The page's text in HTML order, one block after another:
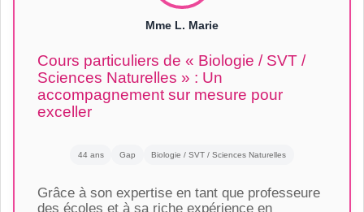
Mme L. Marie
Cours particuliers de « Biologie / SVT /
Sciences Naturelles » : Un
accompagnement sur mesure pour
exceller
44 ans Gap Biologie / SVT / Sciences Naturelles
Grâce à son expertise en tant que professeure
des écoles et à sa riche expérience en